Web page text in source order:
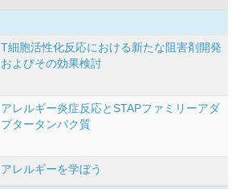
T細胞活性化反応における新たな阻害剤開発
およびその効果検討
アレルギー炎症反応とSTAPファミリーアダ
プタータンパク質
アレルギーを学ぼう